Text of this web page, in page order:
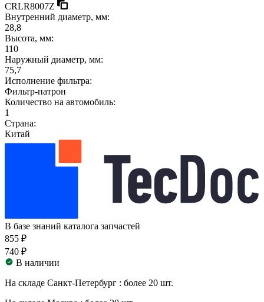
CRLR8007Z
Внутренний диаметр, мм:
28,8
Высота, мм:
110
Наружный диаметр, мм:
75,7
Исполнение фильтра:
Фильтр-патрон
Количество на автомобиль:
1
Страна:
Китай
В базе знаний каталога запчастей
855 ₽
740 ₽
В наличии
На складе Санкт-Петербург : более 20 шт.